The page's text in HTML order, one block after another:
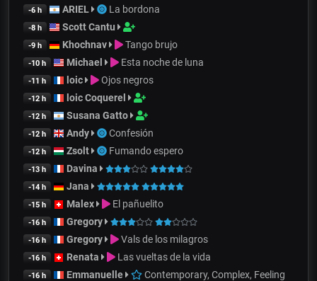
-6 h ARIEL La bordona
-8 h Scott Cantu
-9 h Khochnav Tango brujo
-10 h Michael Esta noche de luna
-11 h loic Ojos negros
-12 h loic Coquerel
-12 h Susana Gatto
-12 h Andy Confesión
-12 h Zsolt Fumando espero
-13 h Davina
-14 h Jana
-15 h Malex El pañuelito
-16 h Gregory
-16 h Gregory Vals de los milagros
-16 h Renata Las vueltas de la vida
-16 h Emmanuelle Contemporary, Complex, Feeling